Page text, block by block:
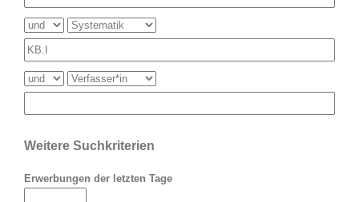
Weitere Suchkriterien
Erwerbungen der letzten Tage